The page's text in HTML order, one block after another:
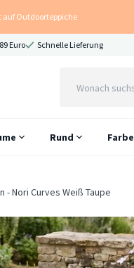
auf Outdoorteppiche
Euro Schnelle Lieferung
Rund Farbe
- Nori Curves Weiß Taupe